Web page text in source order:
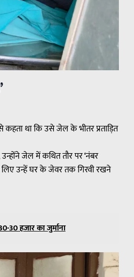
था कि उसे जेल के भीतर प्रताड़ित
जेल में कथित तौर पर ‘नंबर
उन्हें घर के जेवर तक गिरवी रखने
30 हजार का जुर्माना